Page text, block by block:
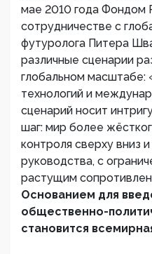
мае 2010 года Фондом
сотрудничестве с
футуролога Питера
различные сценарии
глобальном масштабе:
технологий и
сценарий носит
шаг: мир более
контроля сверху вниз
руководства, с
растущим
Основанием для
общественно-
становится